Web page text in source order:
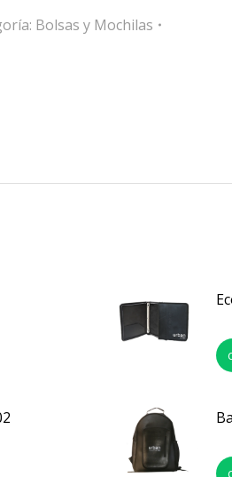
Bolsas y Mochilas